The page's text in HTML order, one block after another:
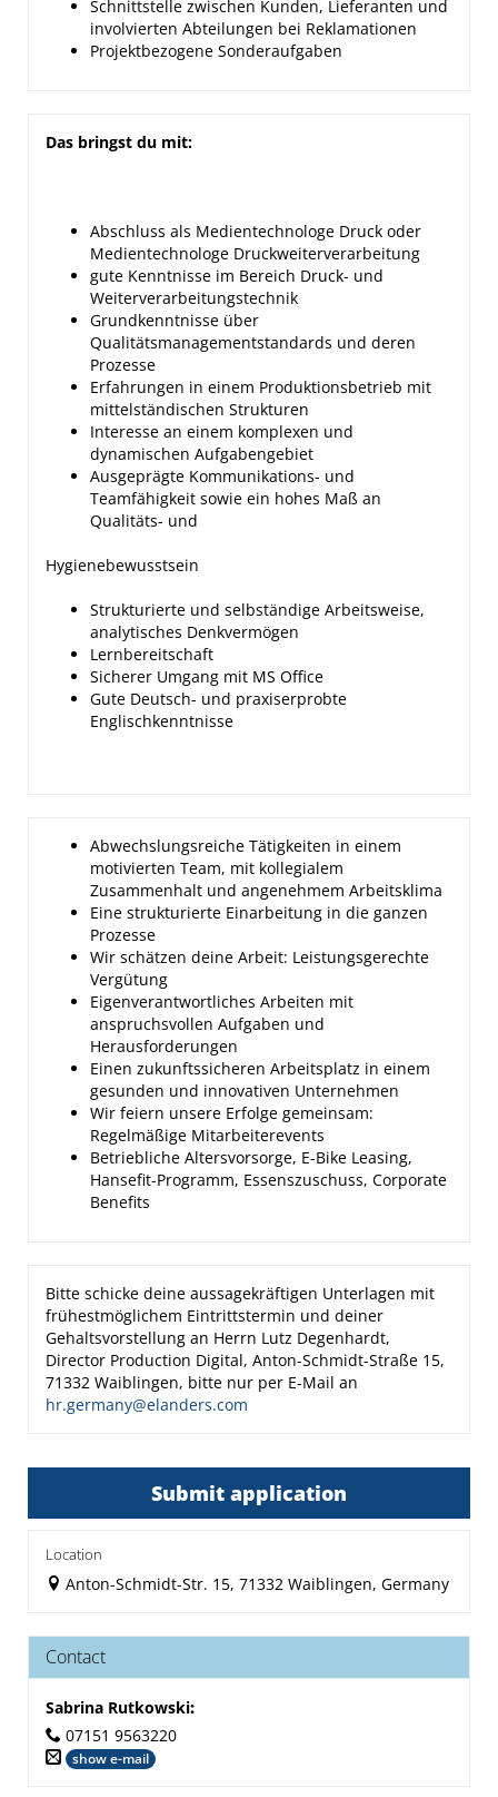
Schnittstelle zwischen Kunden, Lieferanten und
involvierten Abteilungen bei Reklamationen
Projektbezogene Sonderaufgaben
Das bringst du mit:
Abschluss als Medientechnologe Druck oder
Medientechnologe Druckweiterverarbeitung
gute Kenntnisse im Bereich Druck- und
Weiterverarbeitungstechnik
Grundkenntnisse über
Qualitätsmanagementstandards und deren
Prozesse
Erfahrungen in einem Produktionsbetrieb mit
mittelständischen Strukturen
Interesse an einem komplexen und
dynamischen Aufgabengebiet
Ausgeprägte Kommunikations- und
Teamfähigkeit sowie ein hohes Maß an
Qualitäts- und
Hygienebewusstsein
Strukturierte und selbständige Arbeitsweise,
analytisches Denkvermögen
Lernbereitschaft
Sicherer Umgang mit MS Office
Gute Deutsch- und praxiserprobte
Englischkenntnisse
Abwechslungsreiche Tätigkeiten in einem
motivierten Team, mit kollegialem
Zusammenhalt und angenehmem Arbeitsklima
Eine strukturierte Einarbeitung in die ganzen
Prozesse
Wir schätzen deine Arbeit: Leistungsgerechte
Vergütung
Eigenverantwortliches Arbeiten mit
anspruchsvollen Aufgaben und
Herausforderungen
Einen zukunftssicheren Arbeitsplatz in einem
gesunden und innovativen Unternehmen
Wir feiern unsere Erfolge gemeinsam:
Regelmäßige Mitarbeiterevents
Betriebliche Altersvorsorge, E-Bike Leasing,
Hansefit-Programm, Essenszuschuss, Corporate
Benefits
Bitte schicke deine aussagekräftigen Unterlagen mit
frühestmöglichem Eintrittstermin und deiner
Gehaltsvorstellung an Herrn Lutz Degenhardt,
Director Production Digital, Anton-Schmidt-Straße 15,
71332 Waiblingen, bitte nur per E-Mail an
hr.germany@elanders.com
Submit application
Location
Anton-Schmidt-Str. 15, 71332 Waiblingen, Germany
Contact
Sabrina Rutkowski:
07151 9563220
show e-mail